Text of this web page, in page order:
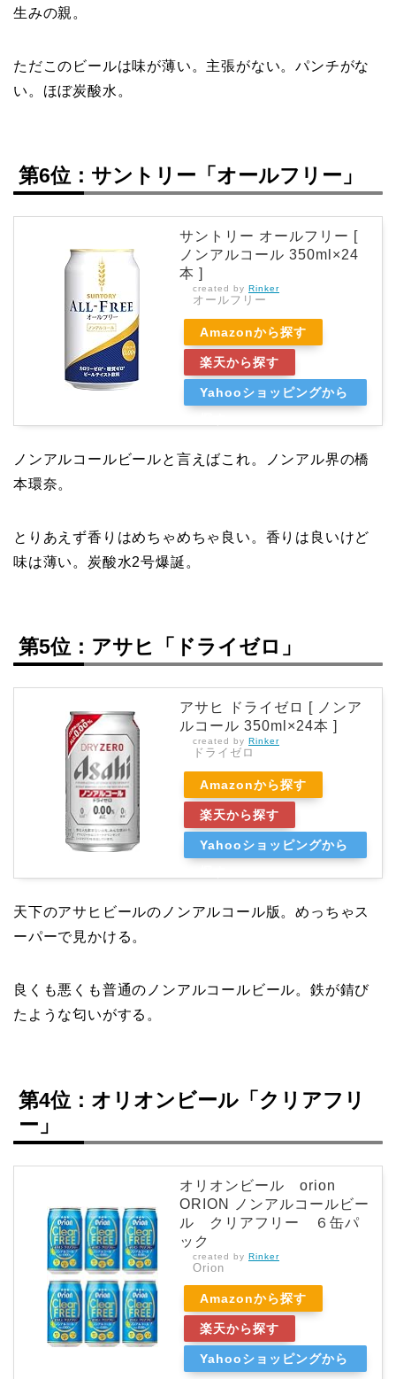
生みの親。
ただこのビールは味が薄い。主張がない。パンチがな
い。ほぼ炭酸水。
第6位：サントリー「オールフリー」
サントリー オールフリー [
ノンアルコール 350ml×24
本 ]
created by Rinker
オールフリー
Amazonから探す
楽天から探す
Yahooショッピングから
ノンアルコールビールと言えばこれ。ノンアル界の橋
本環奈。
とりあえず香りはめちゃめちゃ良い。香りは良いけど
味は薄い。炭酸水2号爆誕。
第5位：アサヒ「ドライゼロ」
アサヒ ドライゼロ [ ノンア
ルコール 350ml×24本 ]
created by Rinker
ドライゼロ
Amazonから探す
楽天から探す
Yahooショッピングから
天下のアサヒビールのノンアルコール版。めっちゃス
ーパーで見かける。
良くも悪くも普通のノンアルコールビール。鉄が錆び
たような匂いがする。
第4位：オリオンビール「クリアフリ
ー」
オリオンビール orion
ORION ノンアルコールビー
ル クリアフリー ６缶パ
ック
created by Rinker
Orion
Amazonから探す
楽天から探す
Yahooショッピングから